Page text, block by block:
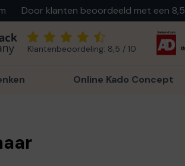
Door klanten beoordeeld met een 8,5
Klantenbeoordeling: 8,5 / 10
Online Kado Concept